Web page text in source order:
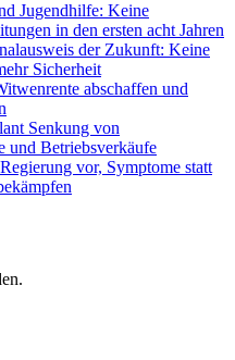
Jugendhilfe: Keine
in den ersten acht Jahren
der Zukunft: Keine
Sicherheit
abschaffen und
Senkung von
und Betriebsverkäufe
vor, Symptome statt